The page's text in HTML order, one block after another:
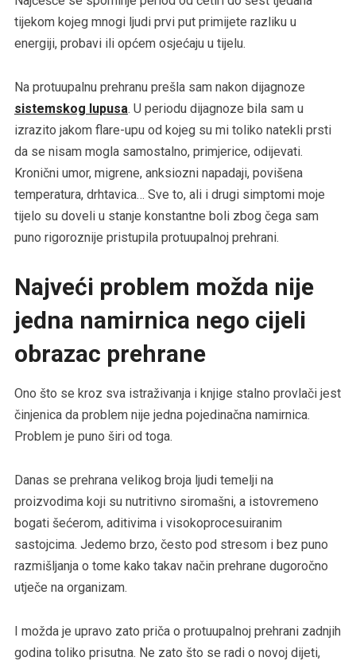
tijekom kojeg mnogi ljudi prvi put primijete razliku u
energiji, probavi ili općem osjećaju u tijelu.
Na protuupalnu prehranu prešla sam nakon dijagnoze
sistemskog lupusa. U periodu dijagnoze bila sam u
izrazito jakom flare-upu od kojeg su mi toliko natekli prsti
da se nisam mogla samostalno, primjerice, odijevati.
Kronični umor, migrene, anksiozni napadaji, povišena
temperatura, drhtavica… Sve to, ali i drugi simptomi moje
tijelo su doveli u stanje konstantne boli zbog čega sam
puno rigoroznije pristupila protuupalnoj prehrani.
Najveći problem možda nije
jedna namirnica nego cijeli
obrazac prehrane
Ono što se kroz sva istraživanja i knjige stalno provlači jest
činjenica da problem nije jedna pojedinačna namirnica.
Problem je puno širi od toga.
Danas se prehrana velikog broja ljudi temelji na
proizvodima koji su nutritivno siromašni, a istovremeno
bogati šećerom, aditivima i visokoprocesuiranim
sastojcima. Jedemo brzo, često pod stresom i bez puno
razmišljanja o tome kako takav način prehrane dugoročno
utječe na organizam.
I možda je upravo zato priča o protuupalnoj prehrani zadnjih
godina toliko prisutna. Ne zato što se radi o novoj dijeti,